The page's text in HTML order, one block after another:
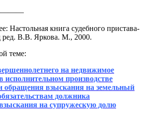
Настольная книга судебного пристава-
ред. В.В. Яркова. М., 2000.
теме:
на недвижимое
исполнительном производстве
обращения взыскания на земельный
должника
на супружескую долю